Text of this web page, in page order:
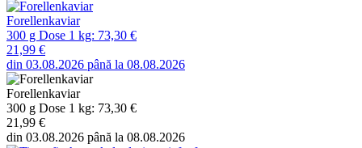
Forellenkaviar
300 g Dose 1 kg: 73,30 €
21,99 €
din 03.08.2026 până la 08.08.2026
Forellenkaviar
300 g Dose 1 kg: 73,30 €
21,99 €
din 03.08.2026 până la 08.08.2026